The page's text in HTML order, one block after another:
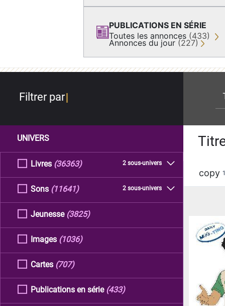
PUBLICATIONS EN SÉRIE
Toutes les annonces (433)
Annonces du jour (227)
Filtrer par
UNIVERS
Livres 2 sous-univers
(36363)
Sons 2 sous-univers
(11641)
Jeunesse (3825)
Images (1036)
Cartes (707)
Publications en série (433)
copy